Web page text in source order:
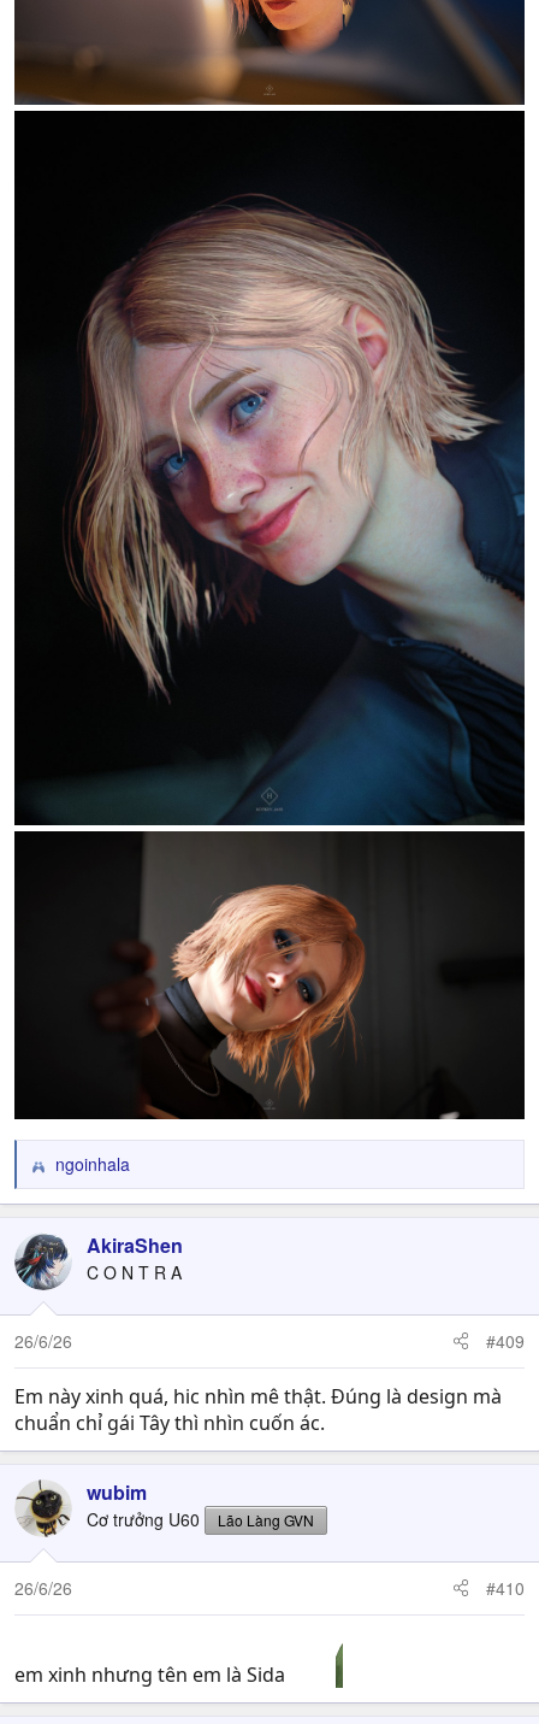
R
e
c
t
i
o
n
s
ngoinhala
AkiraShen
C O N T R A
26/6/26 #409
Em này xinh quá, hic nhìn mê thật. Đúng là design mà
chuẩn chỉ gái Tây thì nhìn cuốn ác.
wubim
Cơ trưởng U60 Lão Làng GVN
26/6/26 #410
em xinh nhưng tên em là Sida